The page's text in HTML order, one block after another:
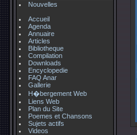
Nouvelles
Accueil
Agenda
Annuaire
Articles
Bibliotheque
Compilation
Downloads
Encyclopedie
FAQ Anar
Gallerie
H�bergement Web
Liens Web
Plan du Site
Poemes et Chansons
Sujets actifs
Videos